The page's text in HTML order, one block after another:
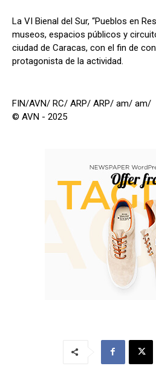
La VI Bienal del Sur, “Pueblos en
museos, espacios públicos y
ciudad de Caracas, con el fin de
protagonista de la actividad.
FIN/AVN/ RC/ ARP/ ARP/ am/ am/
© AVN - 2025